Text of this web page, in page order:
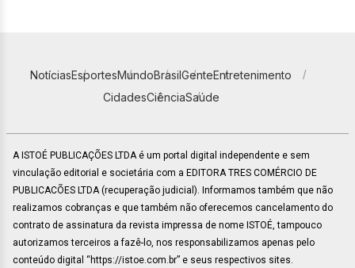
NotíciasEsportesMundoBrasilGenteEntretenimento
CidadesCiênciaSaúde
A ISTOÉ PUBLICAÇÕES LTDA é um portal digital independente e sem
vinculação editorial e societária com a EDITORA TRES COMÉRCIO DE
PUBLICACÕES LTDA (recuperação judicial). Informamos também que não
realizamos cobranças e que também não oferecemos cancelamento do
contrato de assinatura da revista impressa de nome ISTOÉ, tampouco
autorizamos terceiros a fazê-lo, nos responsabilizamos apenas pelo
conteúdo digital “https://istoe.com.br” e seus respectivos sites.